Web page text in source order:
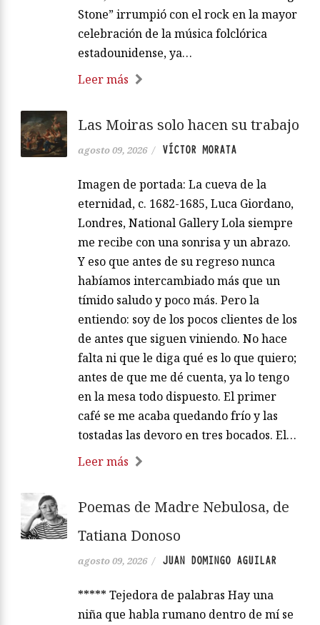
Stone” irrumpió con el rock en la mayor
celebración de la música folclórica
estadounidense, ya…
Leer más
Las Moiras solo hacen su trabajo
agosto 09, 2026 / VÍCTOR MORATA
Imagen de portada: La cueva de la
eternidad, c. 1682-1685, Luca Giordano,
Londres, National Gallery Lola siempre
me recibe con una sonrisa y un abrazo.
Y eso que antes de su regreso nunca
habíamos intercambiado más que un
tímido saludo y poco más. Pero la
entiendo: soy de los pocos clientes de los
de antes que siguen viniendo. No hace
falta ni que le diga qué es lo que quiero;
antes de que me dé cuenta, ya lo tengo
en la mesa todo dispuesto. El primer
café se me acaba quedando frío y las
tostadas las devoro en tres bocados. El…
Leer más
Poemas de Madre Nebulosa, de
Tatiana Donoso
agosto 09, 2026 / JUAN DOMINGO AGUILAR
***** Tejedora de palabras Hay una
niña que habla rumano dentro de mí se